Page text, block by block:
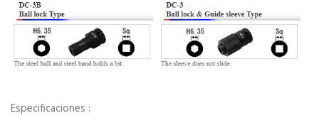
Especificaciones :